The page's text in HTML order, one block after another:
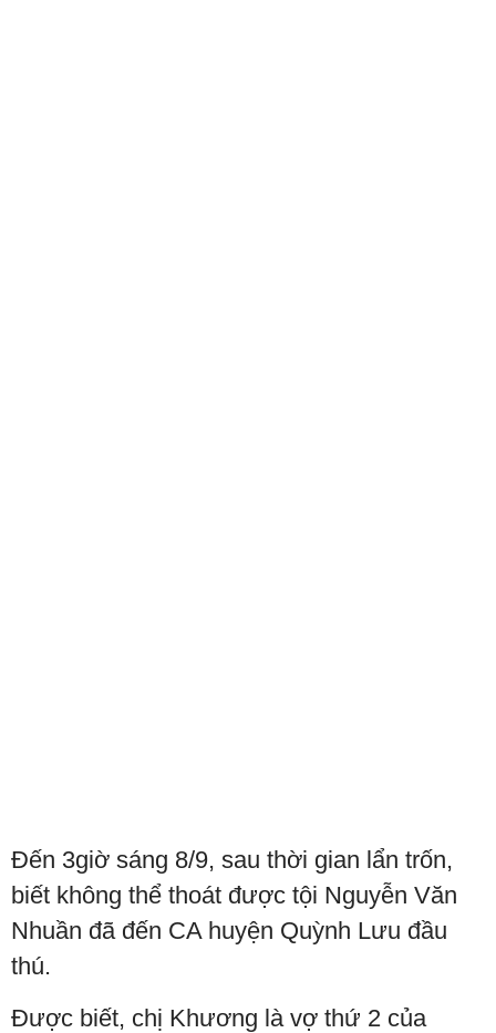
Đến 3giờ sáng 8/9, sau thời gian lẩn trốn,
biết không thể thoát được tội Nguyễn Văn
Nhuần đã đến CA huyện Quỳnh Lưu đầu
thú.
Được biết, chị Khương là vợ thứ 2 của